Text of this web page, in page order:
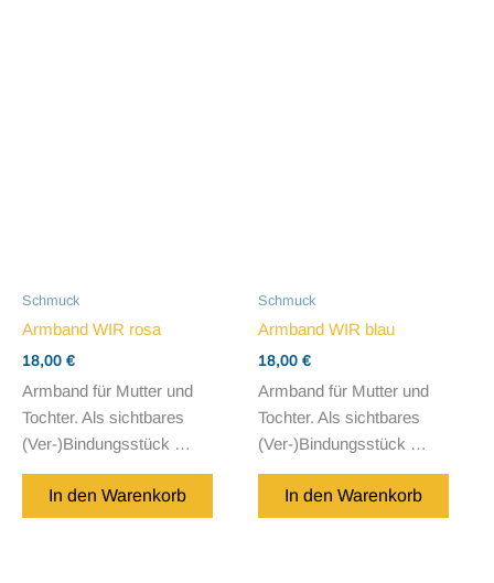
Schmuck
Armband WIR rosa
18,00 €
Armband für Mutter und
Tochter. Als sichtbares
(Ver-)Bindungsstück …
In den Warenkorb
Schmuck
Armband WIR blau
18,00 €
Armband für Mutter und
Tochter. Als sichtbares
(Ver-)Bindungsstück …
In den Warenkorb